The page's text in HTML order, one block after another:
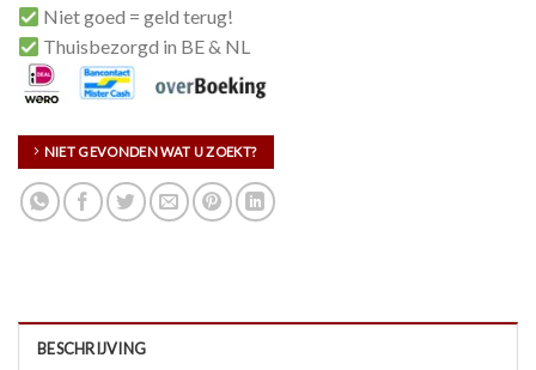
Niet goed = geld terug!
Thuisbezorgd in BE & NL
NIET GEVONDEN WAT U ZOEKT?
BESCHRIJVING